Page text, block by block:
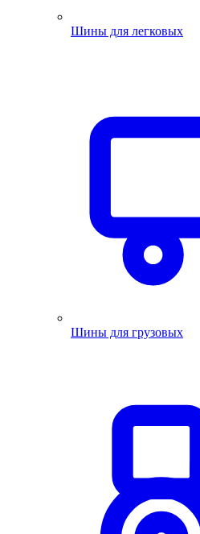
Шины для легковых
Шины для грузовых